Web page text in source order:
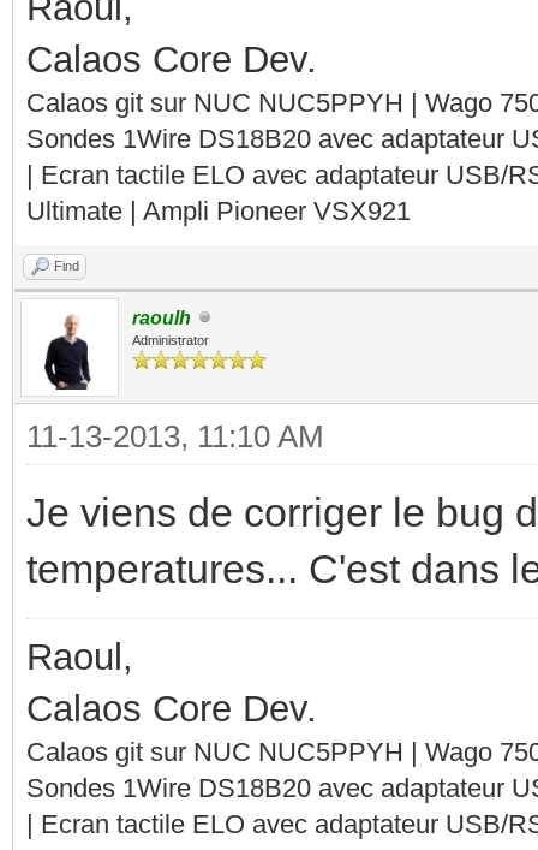
Calaos Core Dev.
Calaos git sur NUC NUC5PPYH | Wago
Sondes 1Wire DS18B20 avec adaptateur
| Ecran tactile ELO avec adaptateur USB/
Ultimate | Ampli Pioneer VSX921
Find
raoulh
Administrator
11-13-2013, 11:10 AM
Je viens de corriger le bug
temperatures... C'est dans
Raoul,
Calaos Core Dev.
Calaos git sur NUC NUC5PPYH | Wago
Sondes 1Wire DS18B20 avec adaptateur
| Ecran tactile ELO avec adaptateur USB/